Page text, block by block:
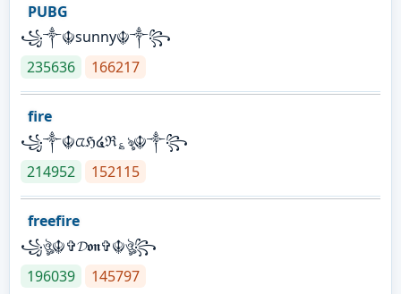
PUBG
꧁༒☬sunny☬༒꧂
235636
166217
fire
꧁༒☬ᤂℌ໔ℜ؏ৡ☬༒꧂
214952
152115
freefire
꧁ঔৣ☬✞𝓓𝖔𝖓✞☬ঔৣ꧂
196039
145797